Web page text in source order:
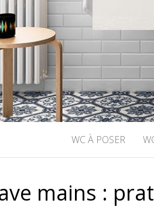
WC À POSER
mains :